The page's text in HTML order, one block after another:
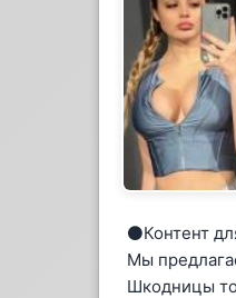
⚫️Контент
Мы
Шкодницы